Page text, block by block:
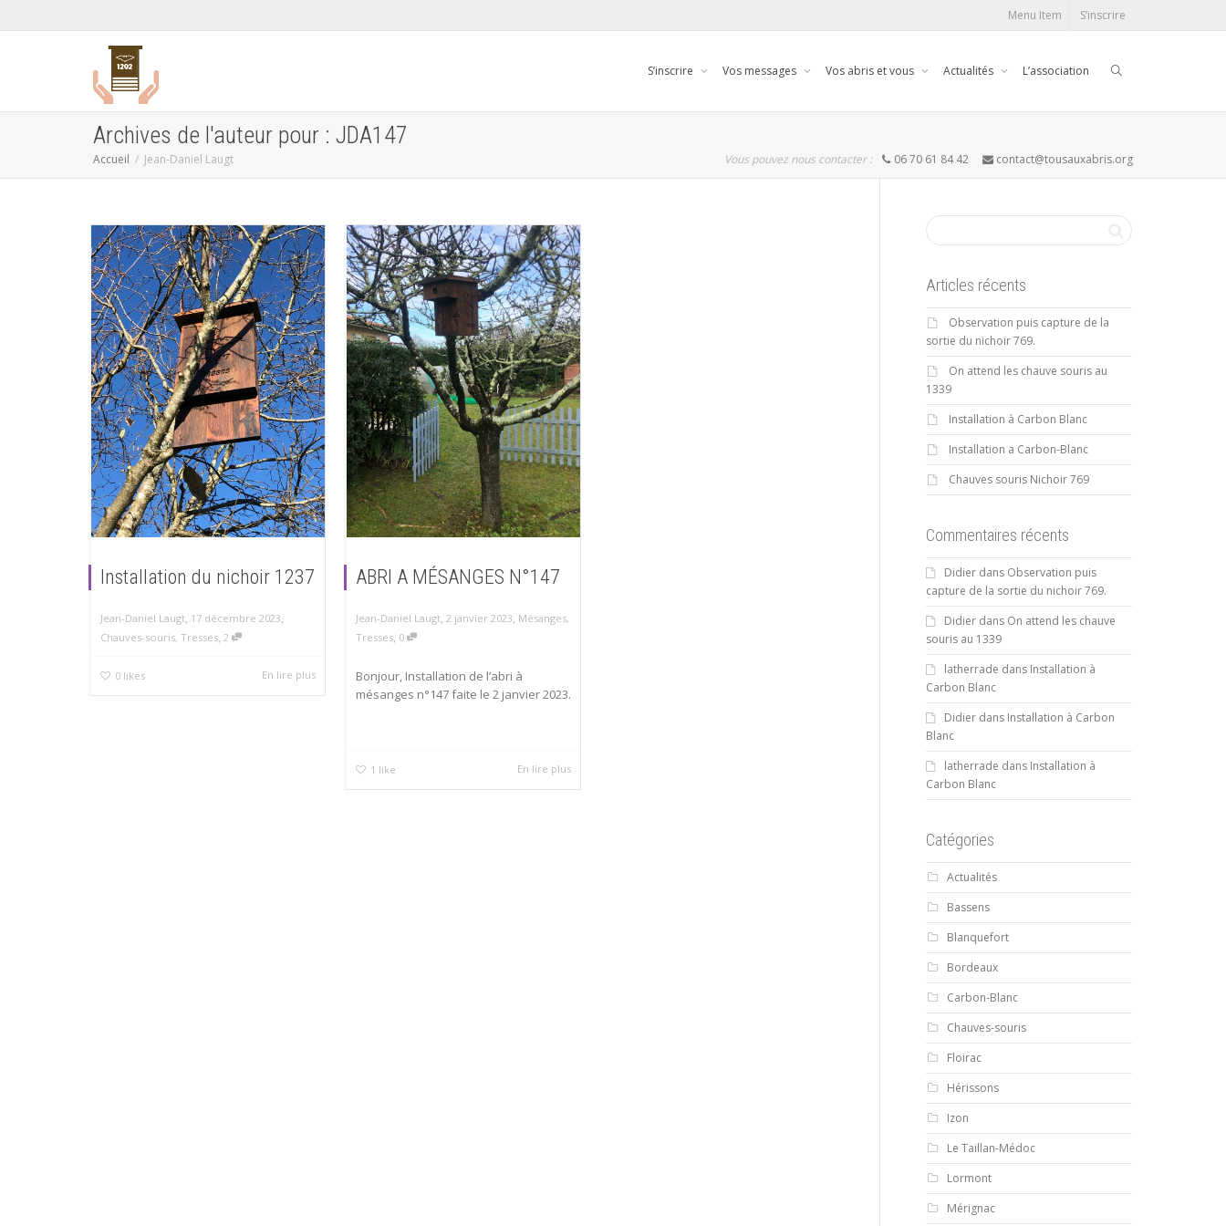
Menu Item S’inscrire
S’inscrire Vos messages Vos abris et vous Actualités L’association
Archives de l'auteur pour : JDA147
Accueil Jean-Daniel Laugt Vous pouvez nous contacter : 06 70 61 84 42 contact@tousauxabris.org
Installation du nichoir 1237
Jean-Daniel Laugt, 17 décembre 2023,
Chauves-souris, Tresses, 2
0 likes En lire plus
ABRI A MÉSANGES N°147
Jean-Daniel Laugt, 2 janvier 2023, Mésanges,
Tresses, 0
Bonjour, Installation de l’abri à
mésanges n°147 faite le 2 janvier 2023.
1 like En lire plus
Articles récents
Observation puis capture de la
sortie du nichoir 769.
On attend les chauve souris au
1339
Installation à Carbon Blanc
Installation a Carbon-Blanc
Chauves souris Nichoir 769
Commentaires récents
Didierdans Observation puis
capture de la sortie du nichoir 769.
Didierdans On attend les chauve
souris au 1339
latherrade dans Installation à
Carbon Blanc
Didierdans Installation à Carbon
Blanc
latherrade dans Installation à
Carbon Blanc
Catégories
Actualités
Bassens
Blanquefort
Bordeaux
Carbon-Blanc
Chauves-souris
Floirac
Hérissons
Izon
Le Taillan-Médoc
Lormont
Mérignac